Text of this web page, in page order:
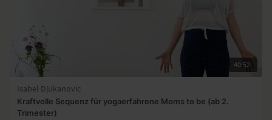
40:52
Isabel Djukanovic
Kraftvolle Sequenz für yogaerfahrene Moms to be (ab 2.
Trimester)